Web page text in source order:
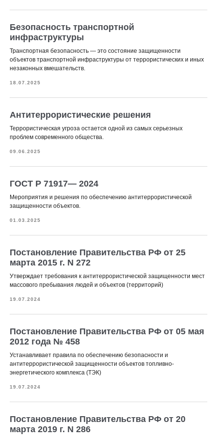
Безопасность транспортной
инфраструктуры
Транспортная безопасность — это состояние защищенности
объектов транспортной инфраструктуры от террористических и иных
незаконных вмешательств.
18.07.2025
Антитеррористические решения
Террористическая угроза остается одной из самых серьезных
проблем современного общества.
09.06.2025
ГОСТ Р 71917— 2024
Мероприятия и решения по обеспечению антитеррористической
защищенности объектов.
01.03.2025
Постановление Правительства РФ от 25
марта 2015 г. N 272
Утверждает требования к антитеррористической защищенности мест
массового пребывания людей и объектов (территорий)
19.07.2024
Постановление Правительства РФ от 05 мая
2012 года № 458
Устанавливает правила по обеспечению безопасности и
антитеррористической защищенности объектов топливно-
энергетического комплекса (ТЭК)
19.07.2024
Постановление Правительства РФ от 20
марта 2019 г. N 286